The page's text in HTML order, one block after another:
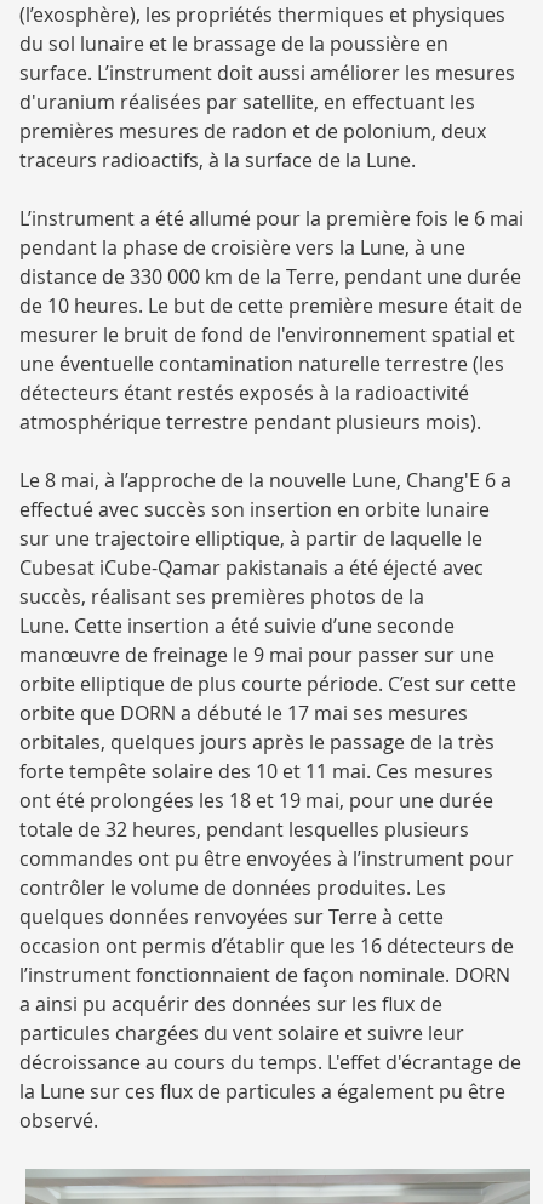
(l’exosphère), les propriétés thermiques et physiques
du sol lunaire et le brassage de la poussière en
surface. L’instrument doit aussi améliorer les mesures
d'uranium réalisées par satellite, en effectuant les
premières mesures de radon et de polonium, deux
traceurs radioactifs, à la surface de la Lune.
L’instrument a été allumé pour la première fois le 6 mai
pendant la phase de croisière vers la Lune, à une
distance de 330 000 km de la Terre, pendant une durée
de 10 heures. Le but de cette première mesure était de
mesurer le bruit de fond de l'environnement spatial et
une éventuelle contamination naturelle terrestre (les
détecteurs étant restés exposés à la radioactivité
atmosphérique terrestre pendant plusieurs mois).
Le 8 mai, à l’approche de la nouvelle Lune, Chang'E 6 a
effectué avec succès son insertion en orbite lunaire
sur une trajectoire elliptique, à partir de laquelle le
Cubesat iCube-Qamar pakistanais a été éjecté avec
succès, réalisant ses premières photos de la
Lune. Cette insertion a été suivie d’une seconde
manœuvre de freinage le 9 mai pour passer sur une
orbite elliptique de plus courte période. C’est sur cette
orbite que DORN a débuté le 17 mai ses mesures
orbitales, quelques jours après le passage de la très
forte tempête solaire des 10 et 11 mai. Ces mesures
ont été prolongées les 18 et 19 mai, pour une durée
totale de 32 heures, pendant lesquelles plusieurs
commandes ont pu être envoyées à l’instrument pour
contrôler le volume de données produites. Les
quelques données renvoyées sur Terre à cette
occasion ont permis d’établir que les 16 détecteurs de
l’instrument fonctionnaient de façon nominale. DORN
a ainsi pu acquérir des données sur les flux de
particules chargées du vent solaire et suivre leur
décroissance au cours du temps. L'effet d'écrantage de
la Lune sur ces flux de particules a également pu être
observé.